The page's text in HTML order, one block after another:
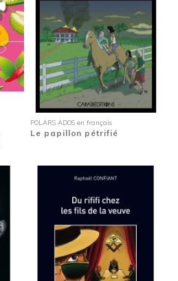
POLARS ADOS en français
Le papillon pétrifié